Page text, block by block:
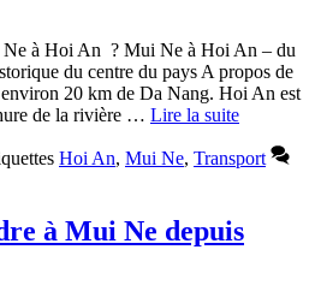
Ne à Hoi An ? Mui Ne à Hoi An – du
du centre du pays A propos de
20 km de Da Nang. Hoi An est
de la rivière … Lire la suite
Hoi An, Mui Ne, Transport
à Mui Ne depuis